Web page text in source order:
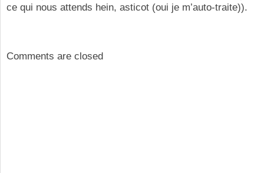
ce qui nous attends hein, asticot (oui je m’auto-traite)).
Comments are closed